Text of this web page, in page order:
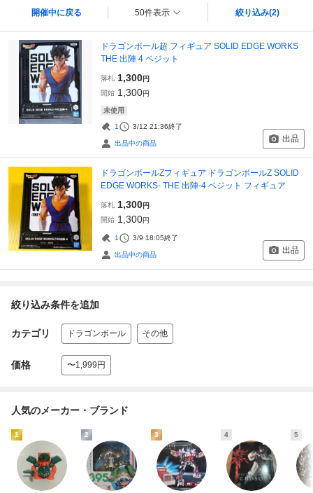
開催中に戻る 50件表示 絞り込み(2)
ドラゴンボール超 フィギュア SOLID EDGE WORKS
THE 出陣 4 ベジット
落札 1,300円
開始 1,300円
未使用
1 3/12 21:36終了
出品中の商品 出品
ドラゴンボールZフィギュア ドラゴンボールZ SOLID
EDGE WORKS- THE 出陣-4 ベジット フィギュア
落札 1,300円
開始 1,300円
1 3/9 18:05終了
出品中の商品 出品
絞り込み条件を追加
カテゴリ ドラゴンボール その他
価格 〜1,999円
人気のメーカー・ブランド
1 2 3 4 5